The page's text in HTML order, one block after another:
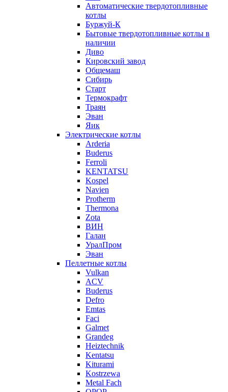
Автоматические твердотопливные
котлы
Буржуй-К
Бытовые твердотопливные котлы в
наличии
Диво
Кировский завод
Общемаш
Сибирь
Старт
Термокрафт
Траян
Эван
Яик
Электрические котлы
Arderia
Buderus
Ferroli
KENTATSU
Kospel
Navien
Protherm
Thermona
Zota
ВИН
Галан
УралПром
Эван
Пеллетные котлы
Vulkan
ACV
Buderus
Defro
Emtas
Faci
Galmet
Grandeg
Heiztechnik
Kentatsu
Kiturami
Kostrzewa
Metal Fach